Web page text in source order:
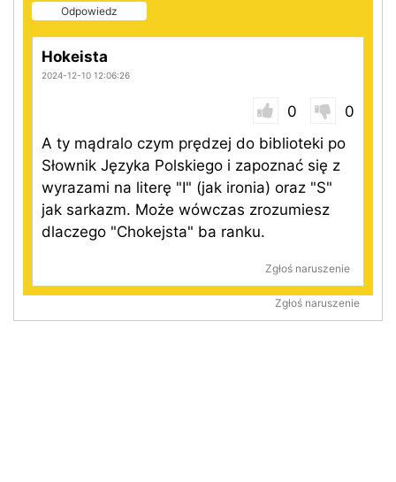
Odpowiedz
Hokeista
2024-12-10 12:06:26
0
0
A ty mądralo czym prędzej do biblioteki po
Słownik Języka Polskiego i zapoznać się z
wyrazami na literę "I" (jak ironia) oraz "S"
jak sarkazm. Może wówczas zrozumiesz
dlaczego "Chokejsta" ba ranku.
Zgłoś naruszenie
Zgłoś naruszenie